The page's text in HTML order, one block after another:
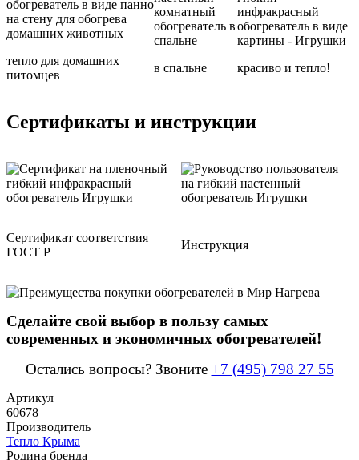
тепло для домашних
питомцев
в спальне красиво и тепло!
Сертификаты и инструкции
Сертификат соответствия
ГОСТ Р
Инструкция
Сделайте свой выбор в пользу самых
современных и экономичных обогревателей!
Остались вопросы? Звоните +7 (495) 798 27 55
Артикул
60678
Производитель
Тепло Крыма
Родина бренда